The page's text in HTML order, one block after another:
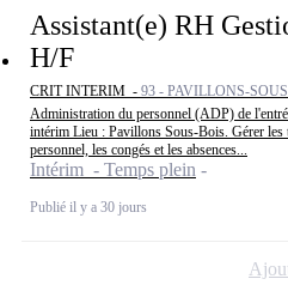
Assistant(e) RH
H/F
CRIT INTERIM - 93 - PAVILLONS-
Administration du personnel (ADP) de
intérim Lieu : Pavillons Sous-Bois. Gérer
personnel, les congés et les absences...
Intérim - Temps plein
Publié il y a 30 jours